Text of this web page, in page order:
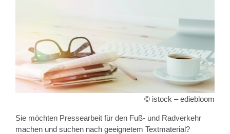
© istock – ediebloom
Sie möchten Pressearbeit für den Fuß- und Radverkehr
machen und suchen nach geeignetem Textmaterial?